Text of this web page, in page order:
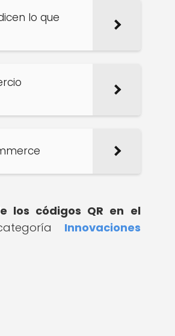
lo que
los códigos QR en el
Innovaciones